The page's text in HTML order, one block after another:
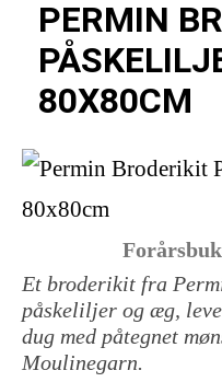
PERMIN
80X80CM
Et broderikit fra
påskeliljer og æg,
dug med påtegnet
Moulinegarn.